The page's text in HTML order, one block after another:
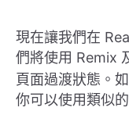
現在讓我們在
們將使用 Remix
頁面過渡狀態。
你可以使用類似